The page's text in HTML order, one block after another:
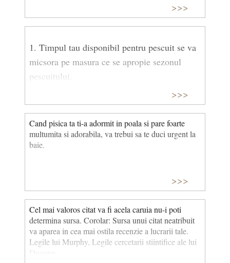
>>>
1. Timpul tau disponibil pentru pescuit se va
micsora pe masura ce se apropie sezonul
pescuitului.
2. Cel mai putin experimentat pescar prinde
cel mai mare peste.
Corolar: Cu cat este mai complicat si
costisitor echipamentul, cu atat este mai mare
3. Cu cat undita ta este mai incurcata, cu atat
mai bine le merge pescarilor din jurul tau.
Legile lui Murphy, Legile pescuitului sportiv
>>>
Cand pisica ta ti-a adormit in poala si pare foarte
multumita si adorabila, va trebui sa te duci urgent la
baie.
>>>
Cel mai valoros citat va fi acela caruia nu-i poti
determina sursa. Corolar: Sursa unui citat neatribuit
va aparea in cea mai ostila recenzie a lucrarii tale.
Legile lui Murphy, Legile cercetarii stiintifice ale lui
Dugann